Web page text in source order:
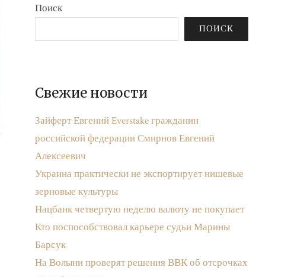
Поиск
ПОИСК
Свежие новости
Зайферт Евгений Everstake гражданин
российской федерации Смирнов Евгений
Алексеевич
Украина практически не экспортирует нишевые
зерновые культуры
Нацбанк четвертую неделю валюту не покупает
Кто поспособствовал карьере судьи Марины
Барсук
На Волыни проверят решения ВВК об отсрочках